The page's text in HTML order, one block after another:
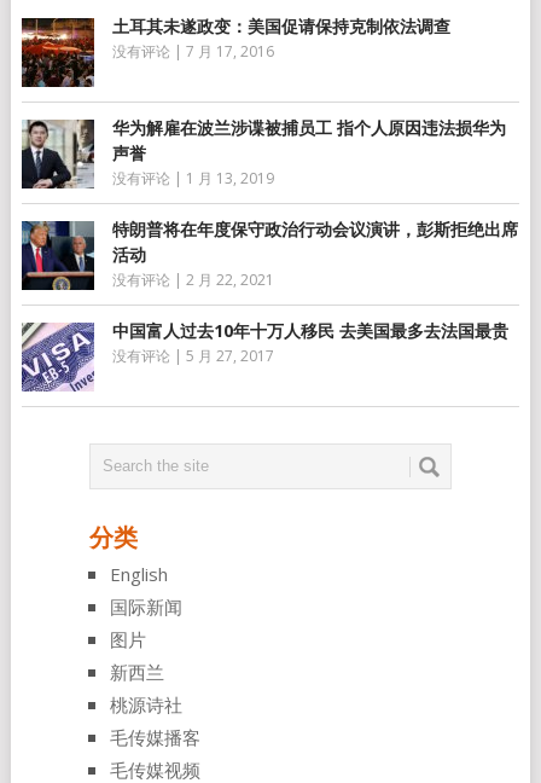
土耳其未遂政变：美国促请保持克制依法调查
没有评论 | 7 月 17, 2016
华为解雇在波兰涉谍被捕员工 指个人原因违法损华为
声誉
没有评论 | 1 月 13, 2019
特朗普将在年度保守政治行动会议演讲，彭斯拒绝出席
活动
没有评论 | 2 月 22, 2021
中国富人过去10年十万人移民 去美国最多去法国最贵
没有评论 | 5 月 27, 2017
分类
English
国际新闻
图片
新西兰
桃源诗社
毛传媒播客
毛传媒视频